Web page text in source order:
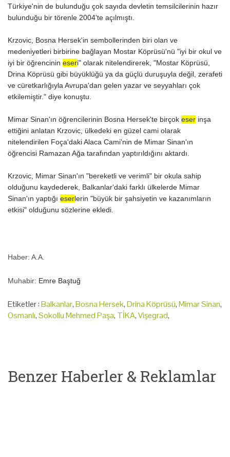
Türkiye'nin de bulunduğu çok sayıda devletin temsilcilerinin hazır
bulunduğu bir törenle 2004'te açılmıştı.
Krzovic, Bosna Hersek'in sembollerinden biri olan ve
medeniyetleri birbirine bağlayan Mostar Köprüsü'nü "iyi bir okul ve
iyi bir öğrencinin eseri" olarak nitelendirerek, "Mostar Köprüsü,
Drina Köprüsü gibi büyüklüğü ya da güçlü duruşuyla değil, zerafeti
ve cüretkarlığıyla Avrupa'dan gelen yazar ve seyyahları çok
etkilemiştir." diye konuştu.
Mimar Sinan'ın öğrencilerinin Bosna Hersek'te birçok eser inşa
ettiğini anlatan Krzovic, ülkedeki en güzel cami olarak
nitelendirilen Foça'daki Alaca Cami'nin de Mimar Sinan'ın
öğrencisi Ramazan Ağa tarafından yaptırıldığını aktardı.
Krzovic, Mimar Sinan'ın "bereketli ve verimli" bir okula sahip
olduğunu kaydederek, Balkanlar'daki farklı ülkelerde Mimar
Sinan'ın yaptığı eserlerin "büyük bir şahsiyetin ve kazanımların
etkisi" olduğunu sözlerine ekledi.
Haber: A.A.
Muhabir: Emre Baştuğ
Etiketler :Balkanlar,Bosna Hersek,Drina Köprüsü,Mimar Sinan,
Osmanlı,Sokollu Mehmed Paşa, TİKA,Vişegrad,
Benzer Haberler & Reklamlar